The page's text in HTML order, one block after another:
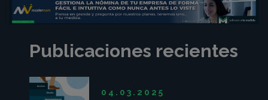
Publicaciones recientes
04.03.2025